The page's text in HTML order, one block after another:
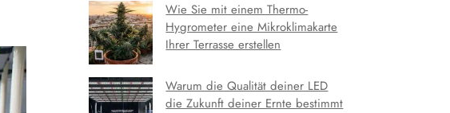
Wie Sie mit einem Thermo-
Hygrometer eine Mikroklimakarte
Ihrer Terrasse erstellen
Warum die Qualität deiner LED
die Zukunft deiner Ernte bestimmt